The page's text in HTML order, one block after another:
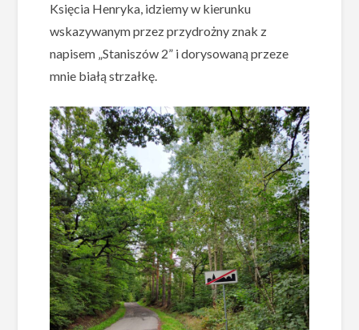
Księcia Henryka, idziemy w kierunku
wskazywanym przez przydrożny znak z
napisem „Staniszów 2” i dorysowaną przeze
mnie białą strzałkę.